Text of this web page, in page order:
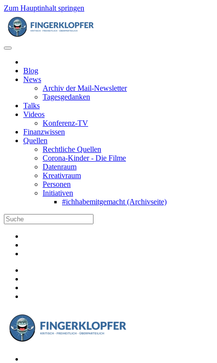
Zum Hauptinhalt springen
Blog
News
Archiv der Mail-Newsletter
Tagesgedanken
Talks
Videos
Konferenz-TV
Finanzwissen
Quellen
Rechtliche Quellen
Corona-Kinder - Die Filme
Datenraum
Kreativraum
Personen
Initiativen
#ichhabemitgemacht (Archivseite)